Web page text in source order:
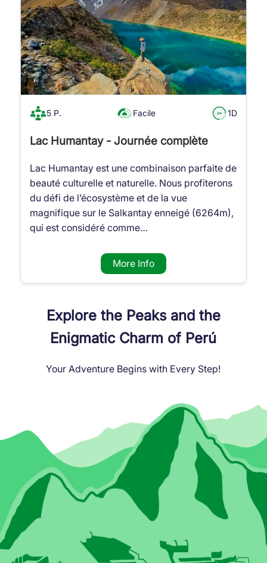
5 P. Facile 1D
Lac Humantay - Journée complète
Lac Humantay est une combinaison parfaite de
beauté culturelle et naturelle. Nous profiterons
du défi de l’écosystème et de la vue
magnifique sur le Salkantay enneigé (6264m),
qui est considéré comme…
More Info
Explore the Peaks and the
Enigmatic Charm of Perú
Your Adventure Begins with Every Step!